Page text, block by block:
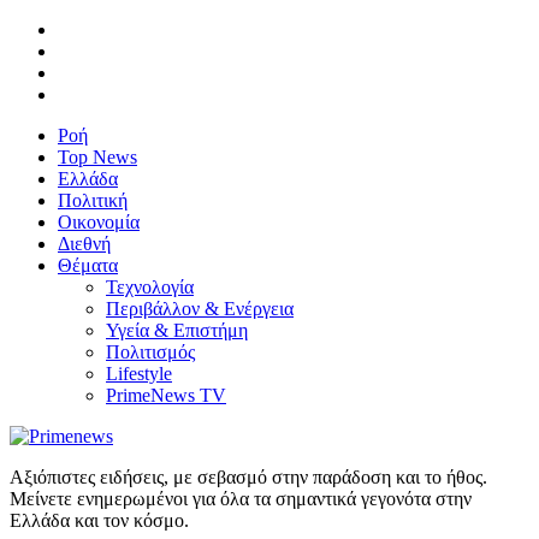
Ροή
Top News
Ελλάδα
Πολιτική
Οικονομία
Διεθνή
Θέματα
Τεχνολογία
Περιβάλλον & Ενέργεια
Υγεία & Επιστήμη
Πολιτισμός
Lifestyle
PrimeNews TV
Αξιόπιστες ειδήσεις, με σεβασμό στην παράδοση και το ήθος.
Μείνετε ενημερωμένοι για όλα τα σημαντικά γεγονότα στην
Ελλάδα και τον κόσμο.